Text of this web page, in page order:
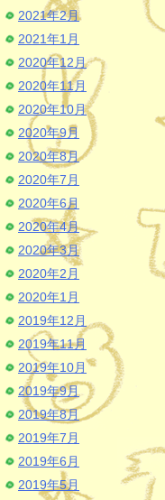
2021年2月
2021年1月
2020年12月
2020年11月
2020年10月
2020年9月
2020年8月
2020年7月
2020年6月
2020年4月
2020年3月
2020年2月
2020年1月
2019年12月
2019年11月
2019年10月
2019年9月
2019年8月
2019年7月
2019年6月
2019年5月